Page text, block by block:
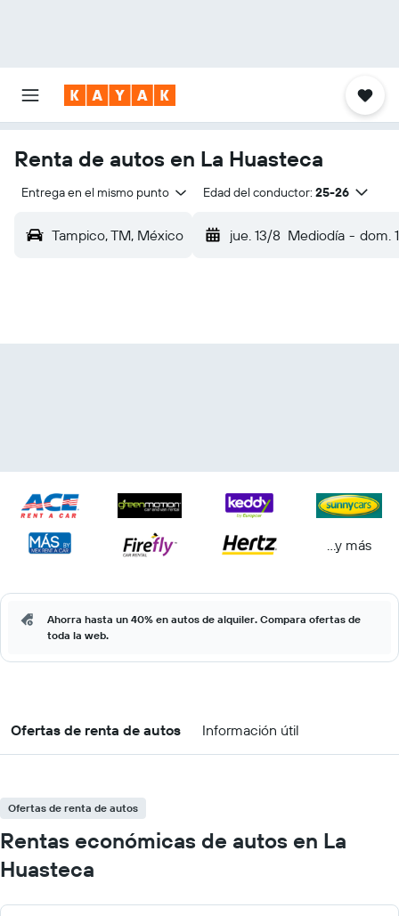
Renta de autos en La Huasteca
Entrega en el mismo punto Edad del conductor: 25-26
Tampico, TM, México jue. 13/8 Mediodía - dom.
...y más
Ahorra hasta un 40% en autos de alquiler. Compara ofertas de
toda la web.
Ofertas de renta de autos Información útil
Ofertas de renta de autos
Rentas económicas de autos en La
Huasteca